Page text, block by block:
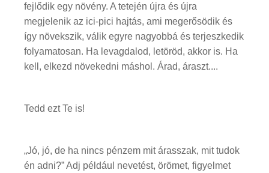
fejlődik egy növény. A tetején újra és újra
megjelenik az ici-pici hajtás, ami megerősödik és
így növekszik, válik egyre nagyobbá és terjeszkedik
folyamatosan. Ha levagdalod, letöröd, akkor is. Ha
kell, elkezd növekedni máshol. Árad, áraszt....
Tedd ezt Te is!
„Jó, jó, de ha nincs pénzem mit árasszak, mit tudok
én adni?” Adj például nevetést, örömet, figyelmet